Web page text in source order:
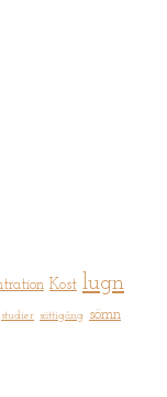
Kost lugn
studier sättigång sömn